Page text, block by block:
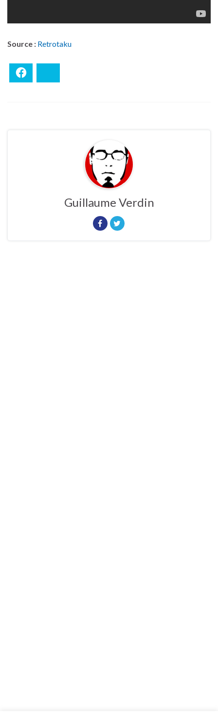
Source : Retrotaku
Guillaume Verdin